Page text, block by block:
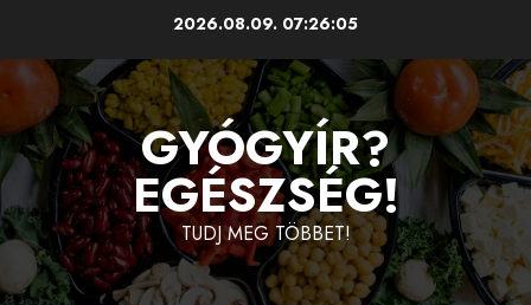
content
2026.08.09. 07:26:05
GYÓGYÍR?
EGÉSZSÉG!
TUDJ MEG TÖBBET!